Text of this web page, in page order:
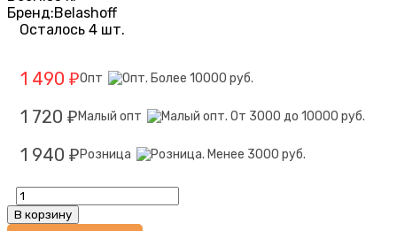
Бренд:Belashoff
Осталось 4 шт.
1 490 ₽Опт
1 720 ₽ Малый опт
1 940 ₽ Розница
В корзину